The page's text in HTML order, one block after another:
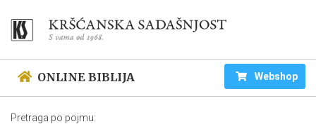
ONLINE BIBLIJA Webshop
Pretraga po pojmu: